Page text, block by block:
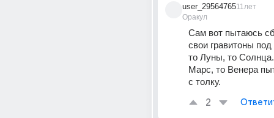
user_29564765
Оракул
11лет
Сам вот пытаюсь
свои гравитоны
то Луны, то
Марс, то Венера
с толку.
2